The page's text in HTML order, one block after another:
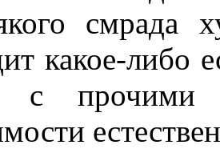
смрада
какое-либо
с прочими